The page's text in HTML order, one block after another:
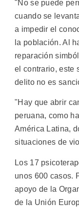
"No se puede
cuando se
a impedir el
la población. Al
reparación
el contrario, este
delito no es
"Hay que abrir
peruana, como
América Latina,
situaciones de
Los 17
unos 600 casos.
apoyo de la
de la Unión